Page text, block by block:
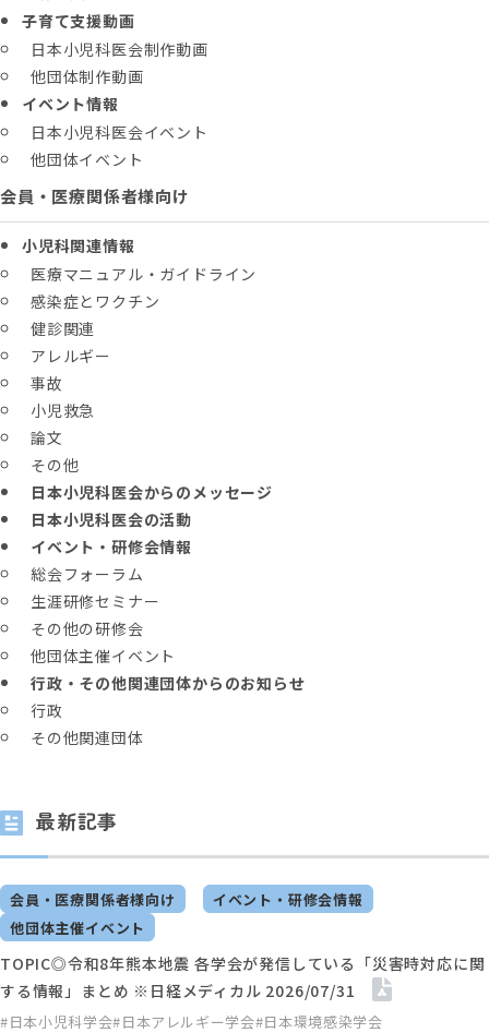
子育て支援動画
日本小児科医会制作動画
他団体制作動画
イベント情報
日本小児科医会イベント
他団体イベント
会員・医療関係者様向け
小児科関連情報
医療マニュアル・ガイドライン
感染症とワクチン
健診関連
アレルギー
事故
小児救急
論文
その他
日本小児科医会からのメッセージ
日本小児科医会の活動
イベント・研修会情報
総会フォーラム
生涯研修セミナー
その他の研修会
他団体主催イベント
行政・その他関連団体からのお知らせ
行政
その他関連団体
最新記事
会員・医療関係者様向け
イベント・研修会情報
他団体主催イベント
#日本小児科学会#日本アレルギー学会#日本環境感染学会
TOPIC◎令和8年熊本地震 各学会が発信している「災害時対応に関
する情報」まとめ ※日経メディカル 2026/07/31